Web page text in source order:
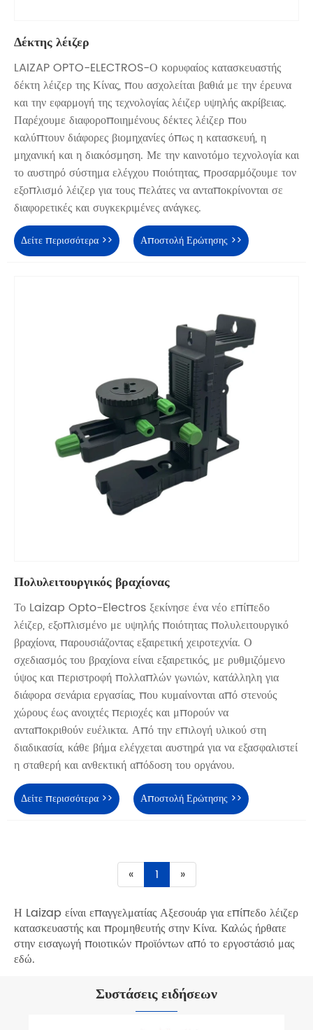
Δέκτης λέιζερ
LAIZAP OPTO-ELECTROS-Ο κορυφαίος κατασκευαστής
δέκτη λέιζερ της Κίνας, που ασχολείται βαθιά με την έρευνα
και την εφαρμογή της τεχνολογίας λέιζερ υψηλής ακρίβειας.
Παρέχουμε διαφοροποιημένους δέκτες λέιζερ που
καλύπτουν διάφορες βιομηχανίες όπως η κατασκευή, η
μηχανική και η διακόσμηση. Με την καινοτόμο τεχνολογία και
το αυστηρό σύστημα ελέγχου ποιότητας, προσαρμόζουμε τον
εξοπλισμό λέιζερ για τους πελάτες να ανταποκρίνονται σε
διαφορετικές και συγκεκριμένες ανάγκες.
Δείτε περισσότερα >> Αποστολή Ερώτησης >>
Πολυλειτουργικός βραχίονας
Το Laizap Opto-Electros ξεκίνησε ένα νέο επίπεδο
λέιζερ, εξοπλισμένο με υψηλής ποιότητας πολυλειτουργικό
βραχίονα, παρουσιάζοντας εξαιρετική χειροτεχνία. Ο
σχεδιασμός του βραχίονα είναι εξαιρετικός, με ρυθμιζόμενο
ύψος και περιστροφή πολλαπλών γωνιών, κατάλληλη για
διάφορα σενάρια εργασίας, που κυμαίνονται από στενούς
χώρους έως ανοιχτές περιοχές και μπορούν να
ανταποκριθούν ευέλικτα. Από την επιλογή υλικού στη
διαδικασία, κάθε βήμα ελέγχεται αυστηρά για να εξασφαλιστεί
η σταθερή και ανθεκτική απόδοση του οργάνου.
Δείτε περισσότερα >> Αποστολή Ερώτησης >>
« 1 »
Η Laizap είναι επαγγελματίας Αξεσουάρ για επίπεδο λέιζερ
κατασκευαστής και προμηθευτής στην Κίνα. Καλώς ήρθατε
στην εισαγωγή ποιοτικών προϊόντων από το εργοστάσιό μας
εδώ.
Συστάσεις ειδήσεων